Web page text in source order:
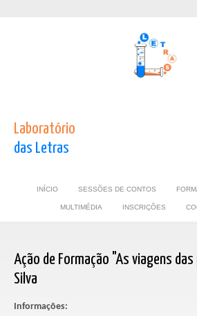
Laboratório
das Letras
INÍCIO SESSÕES DE CONTOS
MULTIMÉDIA INSCRIÇÕES
Ação de Formação "As viagens
Silva
Informações: